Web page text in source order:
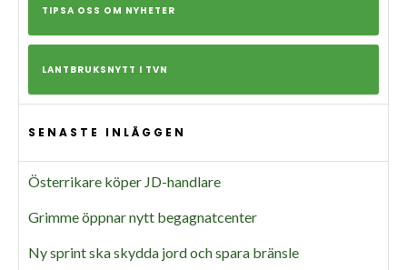
TIPSA OSS OM NYHETER
LANTBRUKSNYTT I TVN
SENASTE INLÄGGEN
Österrikare köper JD-handlare
Grimme öppnar nytt begagnatcenter
Ny sprint ska skydda jord och spara bränsle